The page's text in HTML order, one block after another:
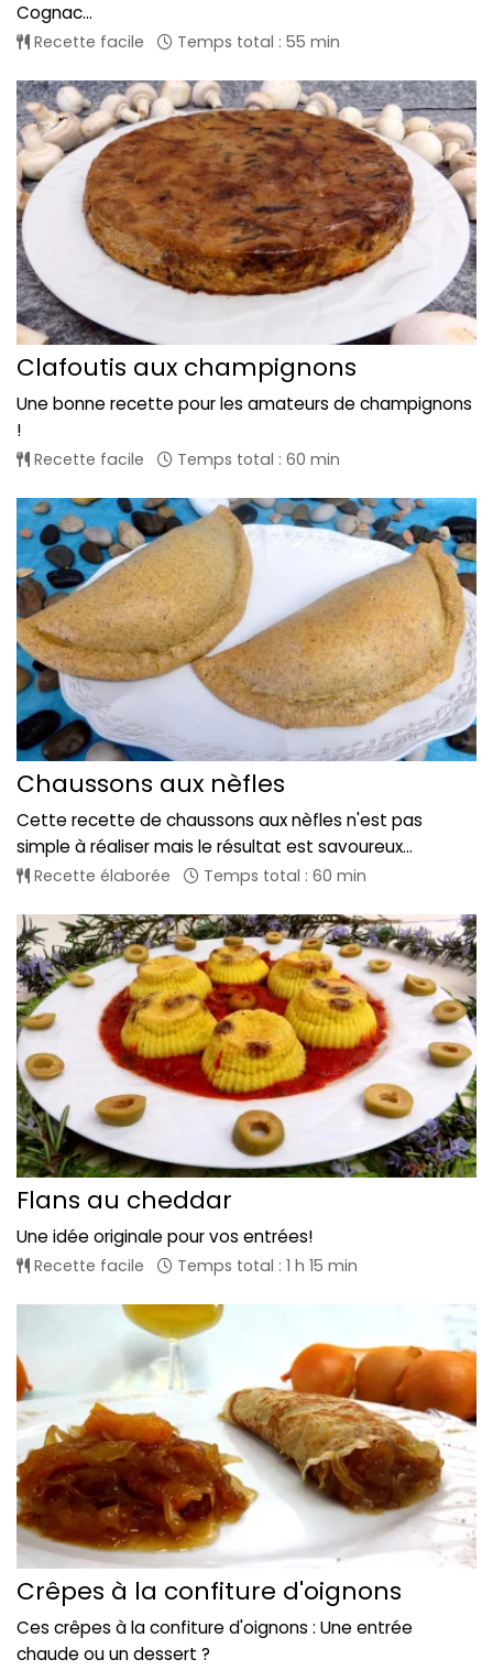
Cognac...
Recette facile Temps total : 55 min
Clafoutis aux champignons
Une bonne recette pour les amateurs de champignons
!
Recette facile Temps total : 60 min
Chaussons aux nèfles
Cette recette de chaussons aux nèfles n'est pas
simple à réaliser mais le résultat est savoureux...
Recette élaborée Temps total : 60 min
Flans au cheddar
Une idée originale pour vos entrées!
Recette facile Temps total : 1 h 15 min
Crêpes à la confiture d'oignons
Ces crêpes à la confiture d'oignons : Une entrée
chaude ou un dessert ?